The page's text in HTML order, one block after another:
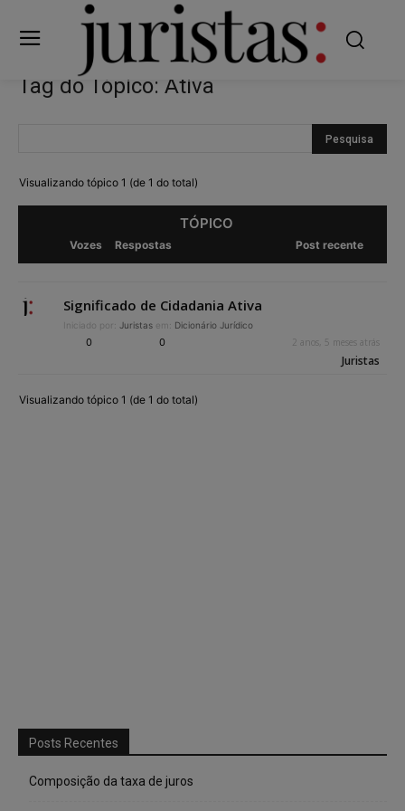
Tag do Tópico: Ativa
Visualizando tópico 1 (de 1 do total)
TÓPICO
Vozes Respostas Post recente
Significado de Cidadania Ativa
Iniciado por: Juristas em: Dicionário Jurídico
0 0 2 anos, 5 meses atrás
Juristas
Visualizando tópico 1 (de 1 do total)
Posts Recentes
Composição da taxa de juros